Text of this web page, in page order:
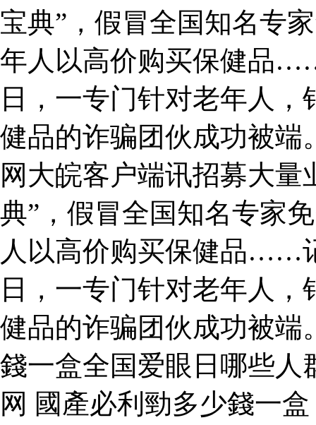
宝典”，假冒全国知名专
年人以高价购买保健品
日，一专门针对老年人
健品的诈骗团伙成功被端
网大皖客户端讯招募大
典”，假冒全国知名专家
人以高价购买保健品……
日，一专门针对老年人
健品的诈骗团伙成功被端
錢一盒全国爱眼日哪些人
网 國產必利勁多少錢一盒